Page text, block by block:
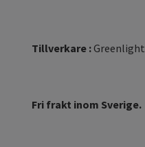
Tillverkare :Greenlight
Fri frakt inom Sverige.